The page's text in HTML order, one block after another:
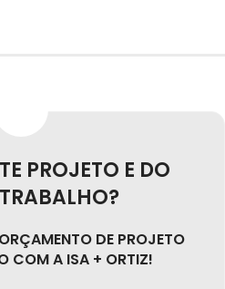
PROJETO E DO
DE PROJETO
COM A ISA + ORTIZ!